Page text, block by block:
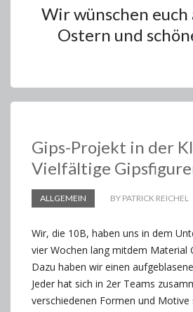
Wir wünschen
Ostern und
Gips-Projekt in der
Vielfältige
ALLGEMEIN BY PATRICK REICHEL
Wir, die 10B, haben uns in dem
vier Wochen lang mitdem Material
Dazu haben wir einen
Jeder hat sich in 2er Teams
verschiedenen Formen und Motive